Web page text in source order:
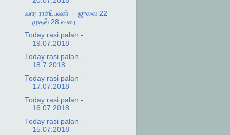
வார ராசிப்பலன் -- ஜுலை 22
முதல் 28 வரை
Today rasi palan -
19.07.2018
Today rasi palan -
18.7.2018
Today rasi palan -
17.07.2018
Today rasi palan -
16.07.2018
Today rasi palan -
15.07.2018